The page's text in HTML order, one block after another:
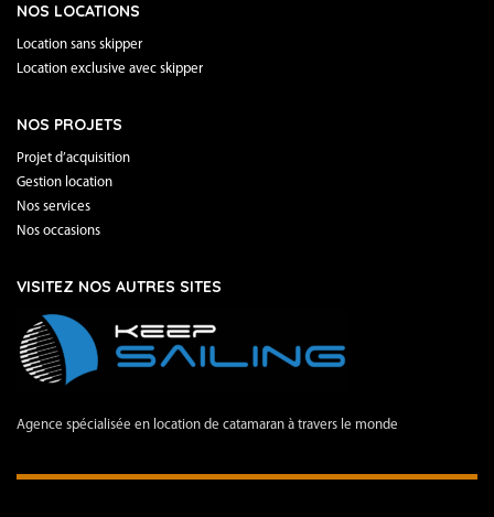
NOS LOCATIONS
Location sans skipper
Location exclusive avec skipper
NOS PROJETS
Projet d’acquisition
Gestion location
Nos services
Nos occasions
VISITEZ NOS AUTRES SITES
Agence spécialisée en location de catamaran à travers le monde